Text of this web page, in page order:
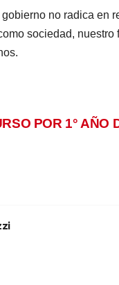
no radica en
sociedad,
POR 1° AÑO